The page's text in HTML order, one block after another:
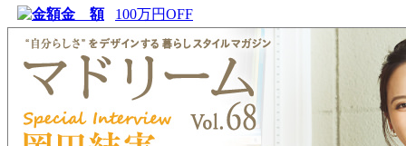
金 額
100万円OFF